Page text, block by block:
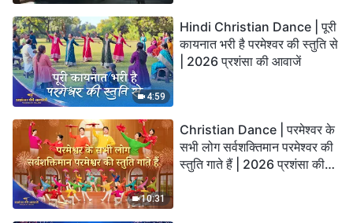
4:59
Hindi Christian Dance | पूरी
कायनात भरी है परमेश्वर की स्तुति से
| 2026 प्रशंसा की आवाजें
10:31
Christian Dance | परमेश्वर के
सभी लोग सर्वशक्तिमान परमेश्वर की
स्तुति गाते हैं | 2026 प्रशंसा की